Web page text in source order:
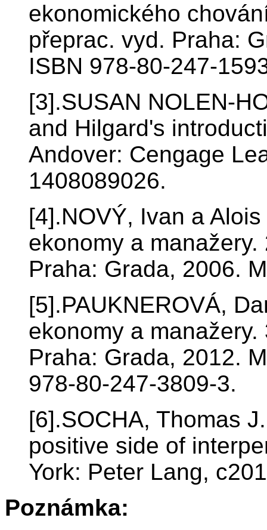
ekonomického
přeprac. vyd. Praha:
ISBN 978-80-247-
[3].SUSAN NOLEN-
and Hilgard's
Andover: Cengage
1408089026.
[4].NOVÝ, Ivan a
ekonomy a
Praha: Grada, 2006.
[5].PAUKNEROVÁ,
ekonomy a
Praha: Grada, 2012.
978-80-247-3809-3.
[6].SOCHA, Thomas
positive side of
York: Peter Lang,
Poznámka: